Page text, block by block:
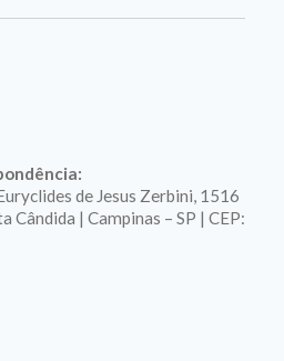
de Jesus Zerbini, 1516
Cândida | Campinas – SP | CEP: